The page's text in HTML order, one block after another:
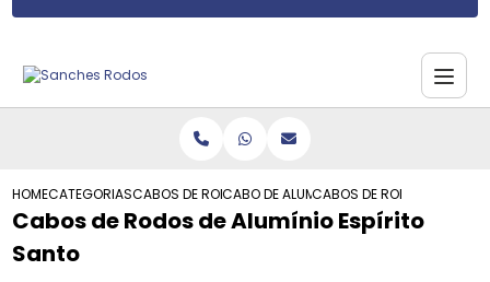
HOMECATEGORIASCABOS DE RODO DE ALUMINIO
CABO DE ALUMINIO PARA RODOS E
CABOS DE RODOS DE
Cabos de Rodos de Alumínio Espírito
Santo